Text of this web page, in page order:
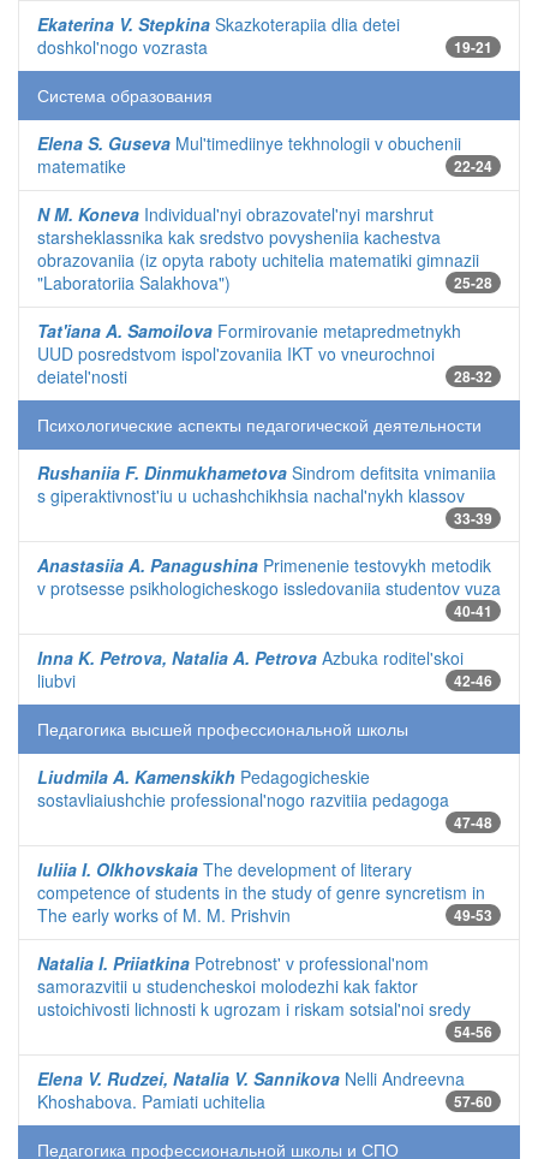
Ekaterina V. Stepkina Skazkoterapiia dlia detei
doshkol'nogo vozrasta
19-21
Система образования
Elena S. Guseva Mul'timediinye tekhnologii v obuchenii
matematike
22-24
N M. Koneva Individual'nyi obrazovatel'nyi marshrut
starsheklassnika kak sredstvo povysheniia kachestva
obrazovaniia (iz opyta raboty uchitelia matematiki gimnazii
"Laboratoriia Salakhova")
25-28
Tat'iana A. Samoilova Formirovanie metapredmetnykh
UUD posredstvom ispol'zovaniia IKT vo vneurochnoi
deiatel'nosti
28-32
Психологические аспекты педагогической деятельности
Rushaniia F. Dinmukhametova Sindrom defitsita vnimaniia
s giperaktivnost'iu u uchashchikhsia nachal'nykh klassov
33-39
Anastasiia A. Panagushina Primenenie testovykh metodik
v protsesse psikhologicheskogo issledovaniia studentov vuza
40-41
Inna K. Petrova, Natalia A. Petrova Azbuka roditel'skoi
liubvi
42-46
Педагогика высшей профессиональной школы
Liudmila A. Kamenskikh Pedagogicheskie
sostavliaiushchie professional'nogo razvitiia pedagoga
47-48
Iuliia I. Olkhovskaia The development of literary
competence of students in the study of genre syncretism in
The early works of M. M. Prishvin
49-53
Natalia I. Priiatkina Potrebnost' v professional'nom
samorazvitii u studencheskoi molodezhi kak faktor
ustoichivosti lichnosti k ugrozam i riskam sotsial'noi sredy
54-56
Elena V. Rudzei, Natalia V. Sannikova Nelli Andreevna
Khoshabova. Pamiati uchitelia
57-60
Педагогика профессиональной школы и СПО